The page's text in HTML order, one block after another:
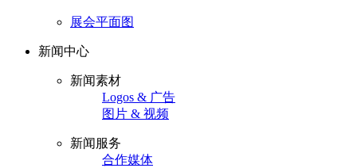
展会平面图
新闻中心
新闻素材
Logos & 广告
图片 & 视频
新闻服务
合作媒体